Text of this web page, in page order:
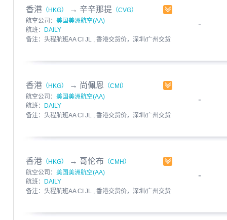
发布人：飞呀快运 发布时间：2017-03-15
有效期至：2017-03-20
香港 （HKG） → 辛辛那提 （CVG）
航空公司： 美国美洲航空(AA)
航班：
DAILY
备注：头程航班AA CI JL , 香港交货价，深圳/广州交货
中转港：NRT-DFW 截单时间：12:00
有效期至：2017-03-20
-
香港 （HKG） → 尚佩恩 （CMI）
航空公司： 美国美洲航空(AA)
航班：
DAILY
备注：头程航班AA CI JL , 香港交货价，深圳/广州交货
中转港：NRT-DFW 截单时间：12:00
有效期至：2017-03-20
-
香港 （HKG） → 哥伦布 （CMH）
航空公司： 美国美洲航空(AA)
航班：
DAILY
备注：头程航班AA CI JL , 香港交货价，深圳/广州交货
中转港：NRT-DFW 截单时间：12:00
-